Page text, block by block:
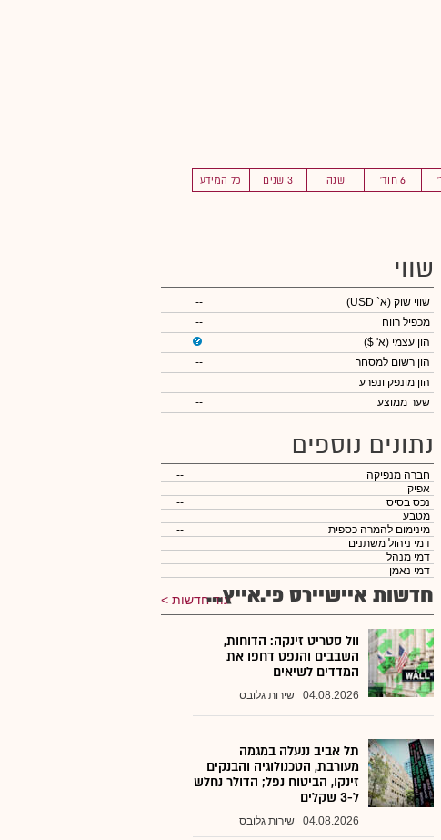
6 חוד' שנה 3 שנים כל המידע
שווי
שווי שוק (א` USD)
--
מכפיל רווח
--
הון עצמי (א' $)
הון רשום למסחר
--
הון מונפק ונפרע
שער ממוצע
--
נתונים נוספים
חברה מנפיקה
--
אפיק
נכס בסיס
--
מטבע
מינימום להמרה כספית
--
דמי ניהול משתנים
דמי מנהל
דמי נאמן
חדשות איישיירס פי.אייץ...עוד חדשות
וול סטריט זינקה: הדוחות,
השבבים והנפט דחפו את
המדדים לשיאים
04.08.2026 שירות גלובס
תל אביב ננעלה במגמה
מעורבת, הטכנולוגיה והבנקים
זינקו, הביטוח נפל; הדולר נחלש
ל-3 שקלים
04.08.2026 שירות גלובס